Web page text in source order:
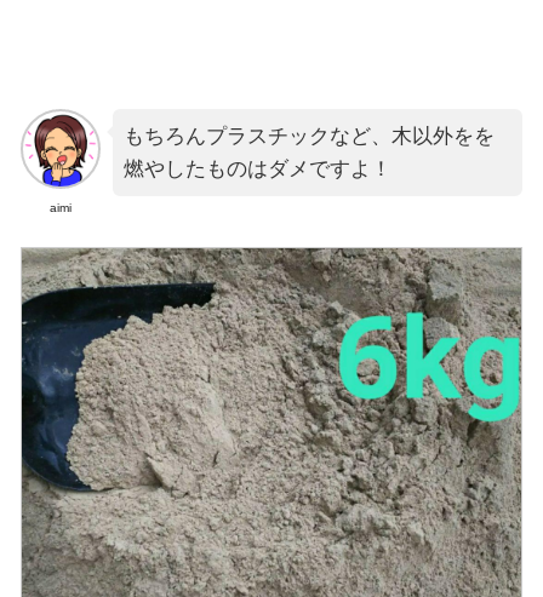
aimi
もちろんプラスチックなど、木以外をを
燃やしたものはダメですよ！